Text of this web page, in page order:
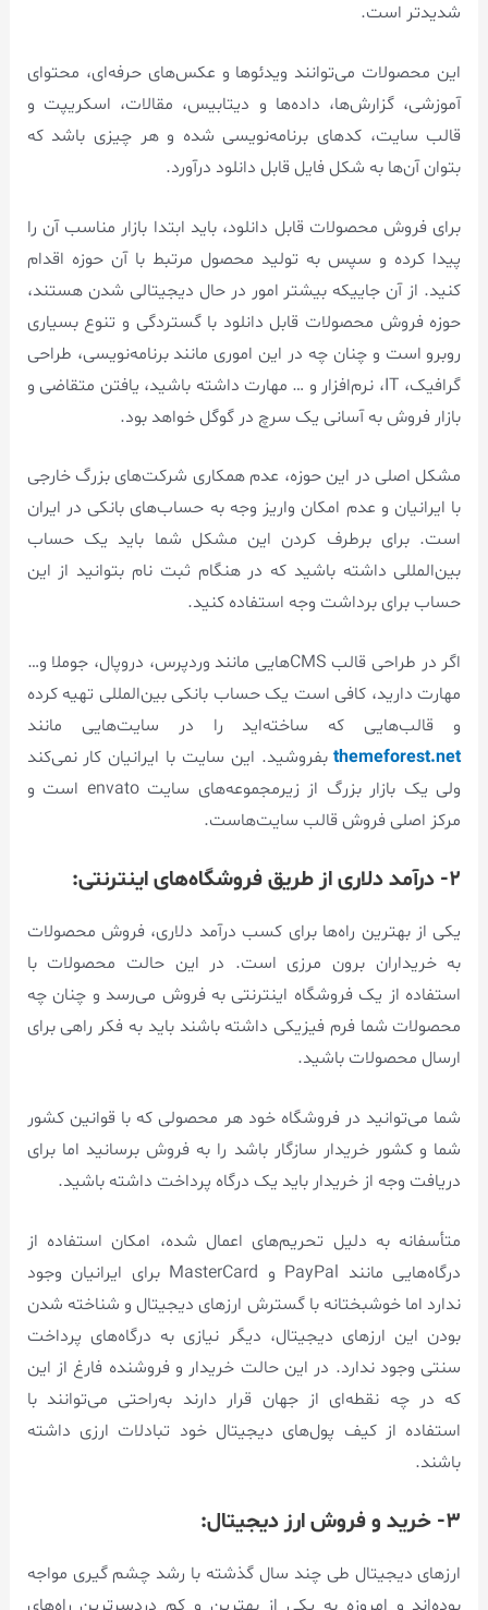
شدیدتر است.
این محصولات می‌توانند ویدئوها و عکس‌های حرفه‌ای، محتوای
آموزشی، گزارش‌ها، داده‌ها و دیتابیس، مقالات، اسکریپت و
قالب سایت، کدهای برنامه‌نویسی شده و هر چیزی باشد که
بتوان آن‌ها به شکل فایل قابل دانلود درآورد.
برای فروش محصولات قابل دانلود، باید ابتدا بازار مناسب آن را
پیدا کرده و سپس به تولید محصول مرتبط با آن حوزه اقدام
کنید. از آن جاییکه بیشتر امور در حال دیجیتالی شدن هستند،
حوزه فروش محصولات قابل دانلود با گستردگی و تنوع بسیاری
روبرو است و چنان چه در این اموری مانند برنامه‌نویسی، طراحی
گرافیک، IT، نرم‌افزار و … مهارت داشته باشید، یافتن متقاضی و
بازار فروش به آسانی یک سرچ در گوگل خواهد بود.
مشکل اصلی در این حوزه، عدم همکاری شرکت‌های بزرگ خارجی
با ایرانیان و عدم امکان واریز وجه به حساب‌های بانکی در ایران
است. برای برطرف کردن این مشکل شما باید یک حساب
بین‌المللی داشته باشید که در هنگام ثبت نام بتوانید از این
حساب برای برداشت وجه استفاده کنید.
اگر در طراحی قالب CMSهایی مانند وردپرس، دروپال، جوملا و…
مهارت دارید، کافی است یک حساب بانکی بین‌المللی تهیه کرده
و قالب‌هایی که ساخته‌اید را در سایت‌هایی مانند
themeforest.netبفروشید. این سایت با ایرانیان کار نمی‌کند
ولی یک بازار بزرگ از زیرمجموعه‌های سایت envato است و
مرکز اصلی فروش قالب‌ سایت‌هاست.
۲- درآمد دلاری از طریق فروشگاه‌های اینترنتی:
یکی از بهترین راه‌ها برای کسب درآمد دلاری، فروش محصولات
به خریداران برون مرزی است. در این حالت محصولات با
استفاده از یک فروشگاه اینترنتی به فروش می‌رسد و چنان چه
محصولات شما فرم فیزیکی داشته باشند باید به فکر راهی برای
ارسال محصولات باشید.
شما می‌توانید در فروشگاه خود هر محصولی که با قوانین کشور
شما و کشور خریدار سازگار باشد را به فروش برسانید اما برای
دریافت وجه از خریدار باید یک درگاه پرداخت داشته باشید.
متأسفانه به دلیل تحریم‌های اعمال شده، امکان استفاده از
درگاه‌هایی مانند PayPal و MasterCard برای ایرانیان وجود
ندارد اما خوشبختانه با گسترش ارزهای دیجیتال و شناخته شدن
بودن این ارزهای دیجیتال، دیگر نیازی به درگاه‌های پرداخت
سنتی وجود ندارد. در این حالت خریدار و فروشنده فارغ از این
که در چه نقطه‌ای از جهان قرار دارند به‌راحتی می‌توانند با
استفاده از کیف پول‌های دیجیتال خود تبادلات ارزی داشته
باشند.
۳- خرید و فروش ارز دیجیتال:
ارزهای دیجیتال طی چند سال گذشته با رشد چشم گیری مواجه